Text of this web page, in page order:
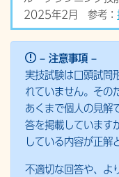
2025年2月 参考：
– 注意事項 –
実技試験は口頭試問
れていません。その
あくまで個人の見解
答を掲載しています
している内容が正解
不適切な回答や、よ